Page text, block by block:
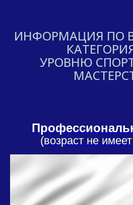
ИНФОРМАЦИЯ ПО
УРОВНЮ
(возраст не